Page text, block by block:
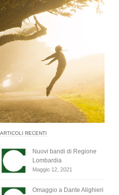
ARTICOLI RECENTI
Nuovi bandi di Regione
Lombardia
Maggio 12, 2021
Omaggio a Dante Alighieri